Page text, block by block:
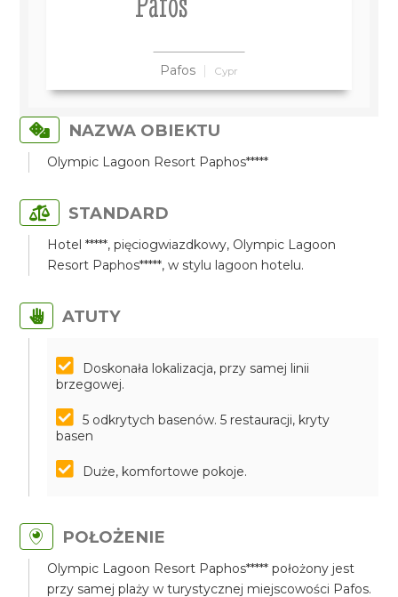
Pafos Cypr
NAZWA OBIEKTU
Olympic Lagoon Resort Paphos*****
STANDARD
Hotel *****, pięciogwiazdkowy, Olympic Lagoon
Resort Paphos*****, w stylu lagoon hotelu.
ATUTY
Doskonała lokalizacja, przy samej linii
brzegowej.
5 odkrytych basenów. 5 restauracji, kryty
basen
Duże, komfortowe pokoje.
POŁOŻENIE
Olympic Lagoon Resort Paphos***** położony jest
przy samej plaży w turystycznej miejscowości Pafos.